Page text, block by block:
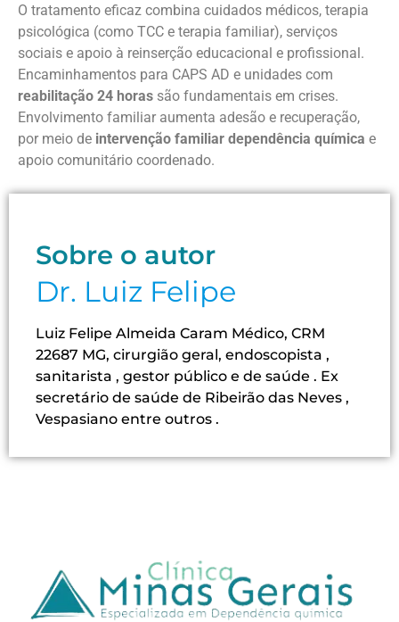
O tratamento eficaz combina cuidados médicos, terapia
psicológica (como TCC e terapia familiar), serviços
sociais e apoio à reinserção educacional e profissional.
Encaminhamentos para CAPS AD e unidades com
reabilitação 24 horas são fundamentais em crises.
Envolvimento familiar aumenta adesão e recuperação,
por meio de intervenção familiar dependência química e
apoio comunitário coordenado.
Sobre o autor
Dr. Luiz Felipe
Luiz Felipe Almeida Caram Médico, CRM
22687 MG, cirurgião geral, endoscopista ,
sanitarista , gestor público e de saúde . Ex
secretário de saúde de Ribeirão das Neves ,
Vespasiano entre outros .